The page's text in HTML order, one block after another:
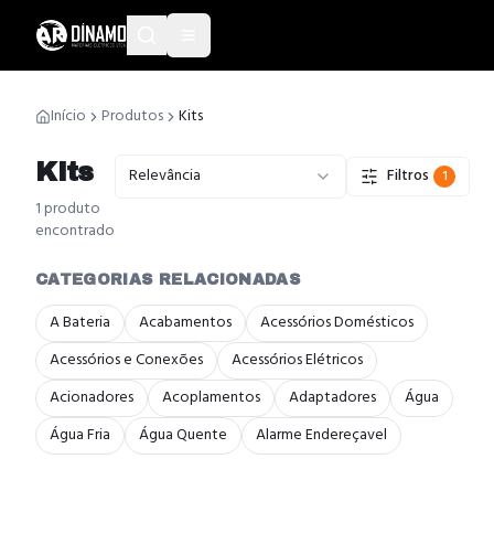
Início Produtos Kits
Kits
1produto
encontrado
Relevância Filtros 1
CATEGORIAS RELACIONADAS
A Bateria Acabamentos
Acessórios Domésticos
Acessórios e Conexões
Acessórios Elétricos
Acionadores
Acoplamentos Adaptadores
Água
Água Fria
Água Quente Alarme Endereçavel